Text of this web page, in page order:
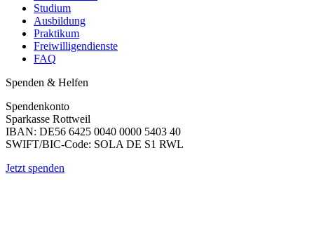
Studium
Ausbildung
Praktikum
Freiwilligendienste
FAQ
Spenden & Helfen
Spendenkonto
Sparkasse Rottweil
IBAN: DE56 6425 0040 0000 5403 40
SWIFT/BIC-Code: SOLA DE S1 RWL
Jetzt spenden